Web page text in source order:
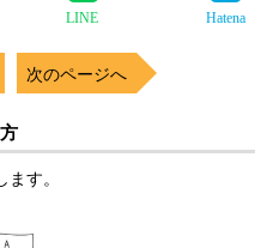
LINE Hatena
次のページへ
ます。